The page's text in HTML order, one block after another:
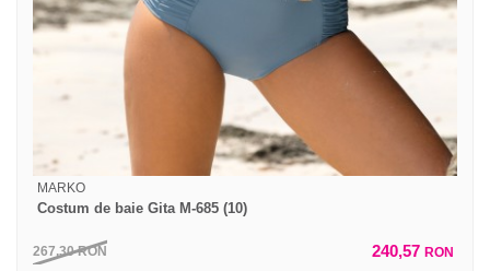
MARKO
Costum de baie Gita M-685 (10)
267,30RON 240,57 RON